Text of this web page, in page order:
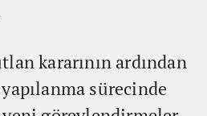
kararının ardından
sürecinde